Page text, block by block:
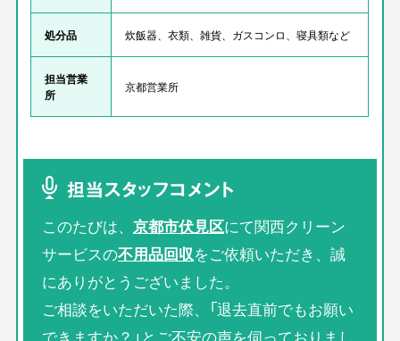
処分品 炊飯器、衣類、雑貨、ガスコンロ、寝具類など
担当営業
所
京都営業所
担当スタッフコメント
このたびは、 京都市伏見区にて関西クリーン
サービスの不用品回収をご依頼いただき、誠
にありがとうございました。
ご相談をいただいた際、「退去直前でもお願い